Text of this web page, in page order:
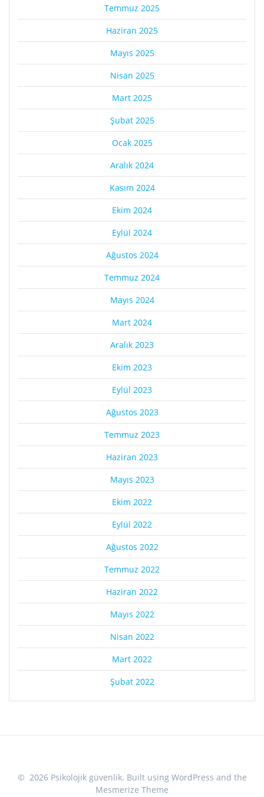
Temmuz 2025
Haziran 2025
Mayıs 2025
Nisan 2025
Mart 2025
Şubat 2025
Ocak 2025
Aralık 2024
Kasım 2024
Ekim 2024
Eylül 2024
Ağustos 2024
Temmuz 2024
Mayıs 2024
Mart 2024
Aralık 2023
Ekim 2023
Eylül 2023
Ağustos 2023
Temmuz 2023
Haziran 2023
Mayıs 2023
Ekim 2022
Eylül 2022
Ağustos 2022
Temmuz 2022
Haziran 2022
Mayıs 2022
Nisan 2022
Mart 2022
Şubat 2022
© 2026 Psikolojik güvenlik. Built using WordPress and the
Mesmerize Theme